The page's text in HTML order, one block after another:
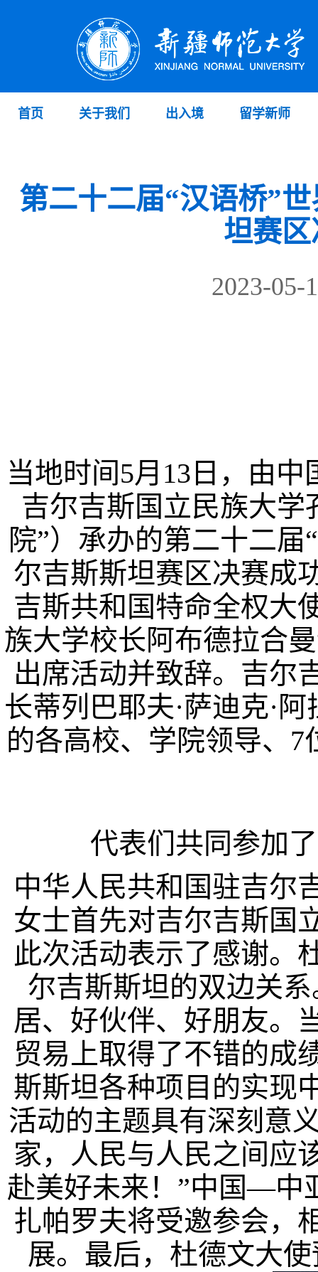
首页 关于我们 出入境 留学新师
第二十二届“汉语桥”
坦赛
2023-
当地时间5月 13 日，由
吉尔吉斯国立民族大学
院”）承办的第二十二
尔吉斯斯坦赛区决赛成
吉斯共和国特命全权大
族大学校长阿布德拉合
出席活动并致辞。吉尔
长蒂列巴耶夫·萨迪克· 阿
的各高校、学院领导、 7
代表们共同参加
中华人民共和国驻吉尔
女士首先对吉尔吉斯国
此次活动表示了感谢。
尔吉斯斯坦的双边关
居、好伙伴、好朋友。
贸易上取得了不错的成
斯斯坦各种项目的实现
活动的主题具有深刻意
家，人民与人民之间应
赴美好未来！”中国—中
扎帕罗夫将受邀参会，
展。最后，杜德文大